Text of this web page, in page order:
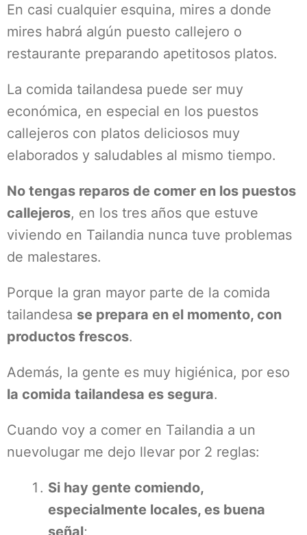
En casi cualquier esquina, mires a donde
mires habrá algún puesto callejero o
restaurante preparando apetitosos platos.
La comida tailandesa puede ser muy
económica, en especial en los puestos
callejeros con platos deliciosos muy
elaborados y saludables al mismo tiempo.
No tengas reparos de comer en los puestos
callejeros, en los tres años que estuve
viviendo en Tailandia nunca tuve problemas
de malestares.
Porque la gran mayor parte de la comida
tailandesa se prepara en el momento, con
productos frescos.
Además, la gente es muy higiénica, por eso
la comida tailandesa es segura.
Cuando voy a comer en Tailandia a un
nuevolugar me dejo llevar por 2 reglas:
Si hay gente comiendo,
especialmente locales, es buena
señal;